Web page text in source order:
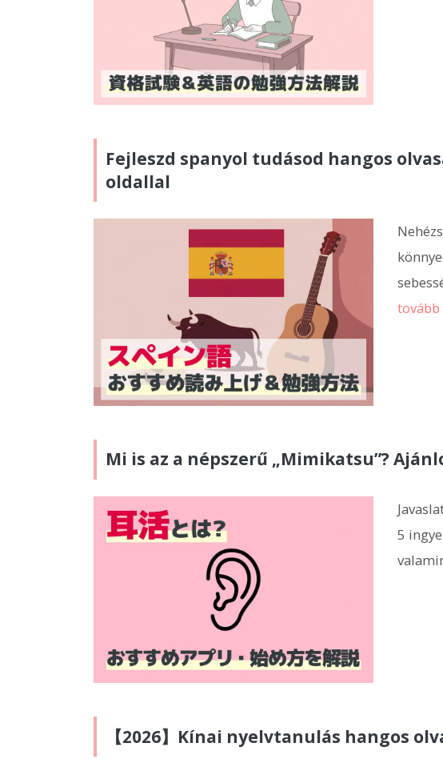
Fejleszd spanyol tudásod hangos
oldallal
tovább
Mi is az a népszerű „Mimikatsu”?
5
【2026】Kínai nyelvtanulás hangos